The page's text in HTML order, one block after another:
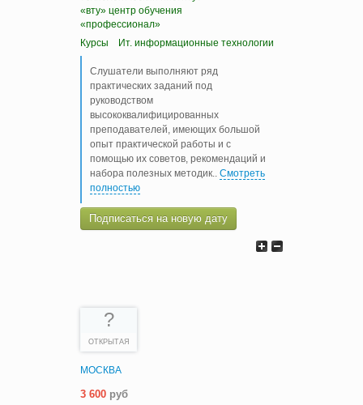
«вту» центр обучения
«профессионал»
Курсы
Ит. информационные технологии
Слушатели выполняют ряд
практических заданий под
руководством
высококвалифицированных
преподавателей, имеющих большой
опыт практической работы и с
помощью их советов, рекомендаций и
набора полезных методик
Смотреть
полностью
Подписаться на новую дату
?
ОТКРЫТАЯ
МОСКВА
3 600 руб